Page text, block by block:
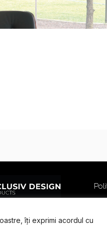
îți exprimi acordul cu